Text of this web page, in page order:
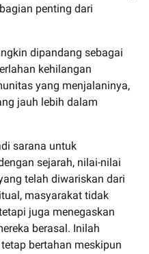
penting dari
dipandang sebagai
kehilangan
yang menjalaninya,
jauh lebih dalam
sarana untuk
sejarah, nilai-nilai
telah diwariskan dari
masyarakat tidak
juga menegaskan
berasal. Inilah
bertahan meskipun